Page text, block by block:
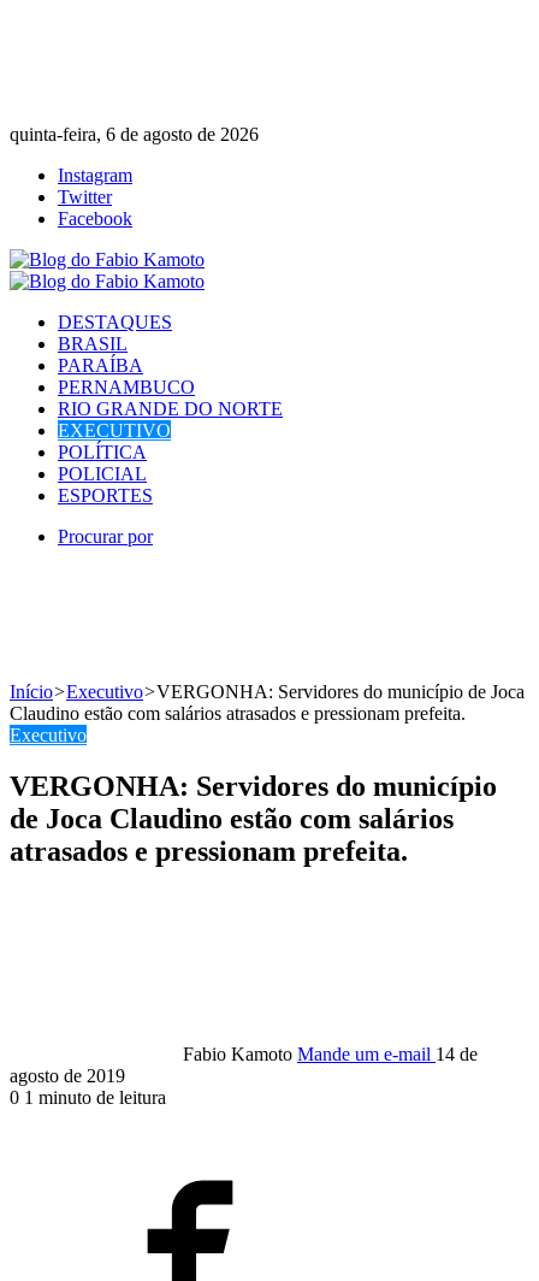
quinta-feira, 6 de agosto de 2026
Instagram
Twitter
Facebook
DESTAQUES
BRASIL
PARAÍBA
PERNAMBUCO
RIO GRANDE DO NORTE
EXECUTIVO
POLÍTICA
POLICIAL
ESPORTES
Procurar por
Início>Executivo>VERGONHA: Servidores do município de Joca
Claudino estão com salários atrasados e pressionam prefeita.
Executivo
VERGONHA: Servidores do município
de Joca Claudino estão com salários
atrasados e pressionam prefeita.
Fabio Kamoto Mande um e-mail 14 de
agosto de 2019
0 1 minuto de leitura